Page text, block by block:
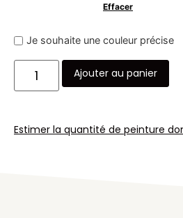
Effacer
Je souhaite une couleur précise
Ajouter au panier
Estimer la quantité de peinture